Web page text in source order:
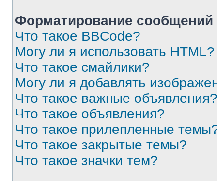
Форматирование
Что такое BBCode?
Могу ли я использовать HTML?
Что такое смайлики?
Могу ли я добавлять
Что такое важные объявления?
Что такое объявления?
Что такое прилепленные
Что такое закрытые темы?
Что такое значки тем?